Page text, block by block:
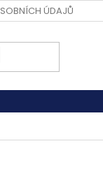
ÚDAJŮ